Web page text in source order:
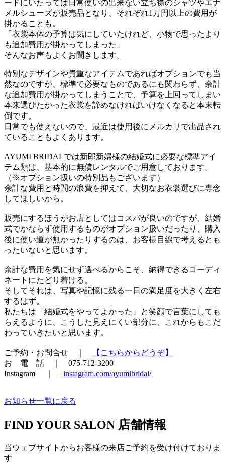
ードにいたっては日常使いの出来ない立ち襟のシャツやエナ
メルシューズが販売品となり、それぞれ1万円以上の費用が
掛かることも。
「衣裳本体の予算は気にしていたけれど、小物で思ったより
も追加費用が掛かってしまった」
そんなお声もよくお聞きします。
特別なデザインや貴重なアイテムであればオプションでも当
然なのですが、標準で必要なものであるにも関わらず、余計
な追加費用が掛かってしまうことで、予算を上回ってしまい
本来選びたかった衣裳を諦めなければいけなくなると本末転
倒です。
日常でも使えないので、最近は使用後にメルカリで出品され
ていることもよくあります。
AYUMI BRIDALでは新郎新婦様の結婚式に必要な標準アイ
テム類は、基本的に無償レンタルでご用意しております。
（※オプション扱いの特別品もございます）
余計な費用と時間の浪費を抑えて、大切なお衣裳選びに専念
してほしいから。
販売にするほうがお店としてはコスパが良いのですが、結婚
式でかならず使用するものがオプション扱いだったり、購入
後に使い道が無かったりするのは、お客様目線で考えるとも
ったいないと思います。
余計な費用を気にせず選べるからこそ、納得できるコーディ
ネートにたどり着ける。
そしてそれは、写真や記憶に残る一日の満足度を大きく左右
するはず。
私たちは「結婚式をやってよかった」と笑顔で言葉にしても
らえるように、こうした見えにくい部分に、これからもこだ
わっていきたいと思います。
ご予約・お問合せ ｜
【こちらからどうぞ】
お 電 話 ｜ 075-712-3200
Instagram ｜
instagram.com/ayumibridal/
お知らせ一覧に戻る
FIND YOUR SALON 店舗情報
当ウェブサイトからお客様の来店ご予約を受け付けておりま
す